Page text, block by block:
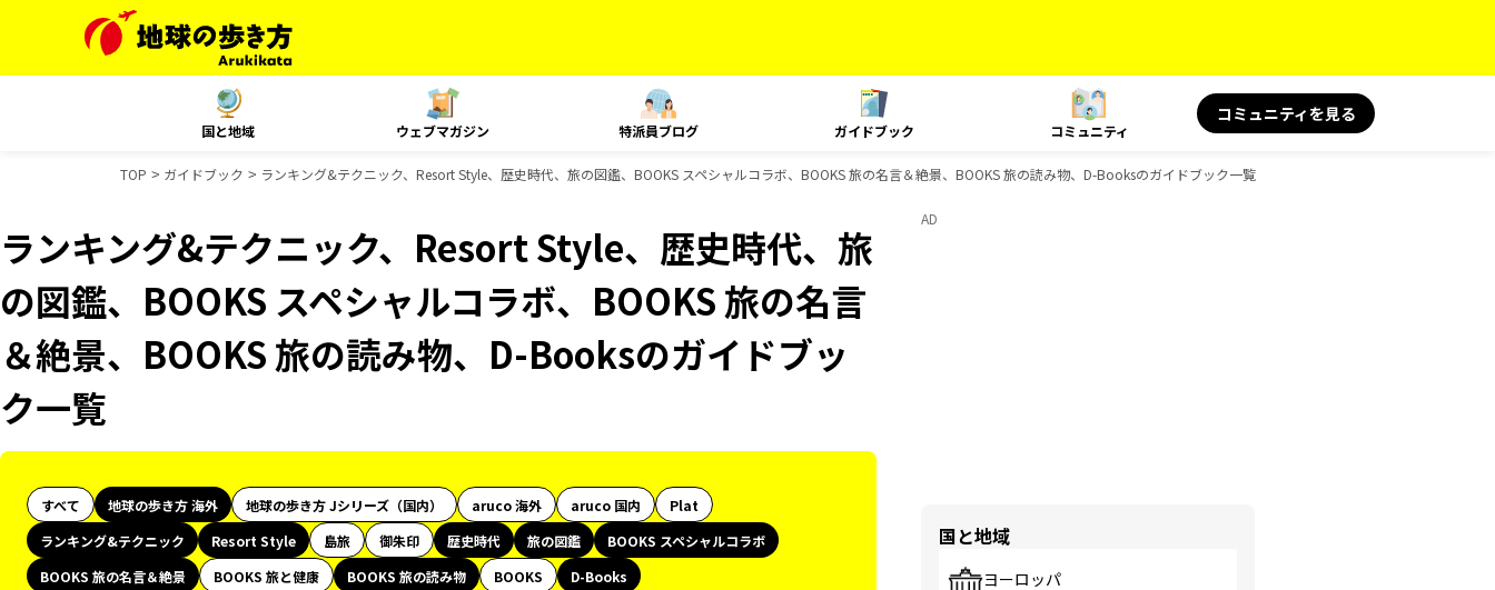
国と地域 ウェブマガジン 特派員ブログ ガイドブック コミュニティ
コミュニティを見る
TOP ガイドブック ランキング&テクニック、Resort Style、歴史時代、旅の図鑑、BOOKS スペシャルコラボ、BOOKS 旅の名言＆絶景、BOOKS 旅の読み物、D-Booksのガイドブック一覧
ランキング&テクニック、Resort Style、歴史時代、旅
の図鑑、BOOKS スペシャルコラボ、BOOKS 旅の名言
＆絶景、BOOKS 旅の読み物、D-Booksのガイドブッ
ク一覧
すべて 地球の歩き方 海外 地球の歩き方 Jシリーズ（国内） aruco 海外 aruco 国内
Plat
ランキング&テクニック
Resort Style 島旅 御朱印 歴史時代 旅の図鑑
BOOKS スペシャルコラボ
BOOKS 旅の名言＆絶景
BOOKS 旅と健康 BOOKS 旅の読み物 BOOKS
D-Books
AD
国と地域
ヨーロッパ